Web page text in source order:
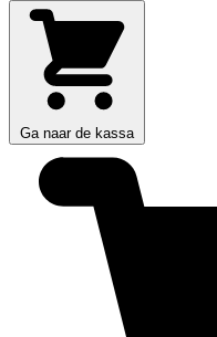
Ga naar de kassa